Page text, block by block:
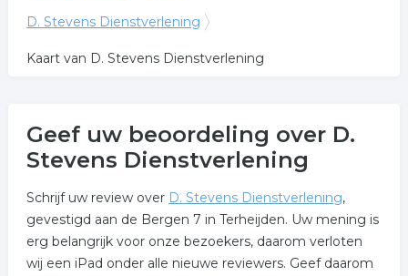
D. Stevens Dienstverlening
Kaart van D. Stevens Dienstverlening
Geef uw beoordeling over D.
Stevens Dienstverlening
Schrijf uw review over D. Stevens Dienstverlening,
gevestigd aan de Bergen 7 in Terheijden. Uw mening is
erg belangrijk voor onze bezoekers, daarom verloten
wij een iPad onder alle nieuwe reviewers. Geef daarom